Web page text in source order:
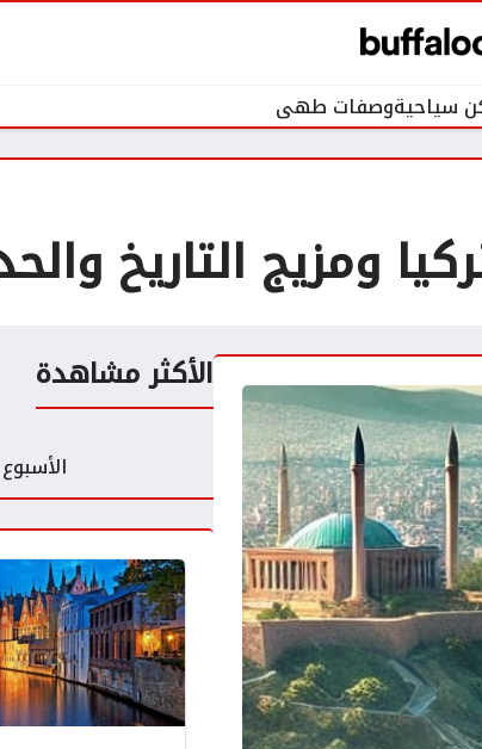
سياحيةوصفات طهى
ومزيج التاريخ
الأكثر مشاهدة
الأسبوع